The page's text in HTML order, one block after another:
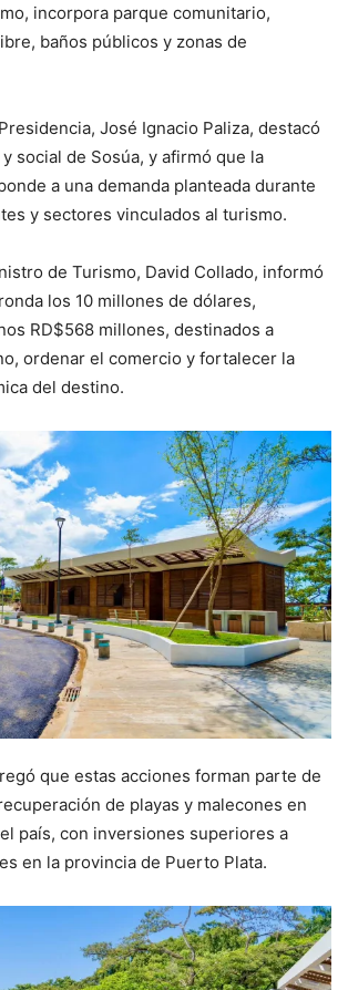
incorpora parque comunitario,
baños públicos y zonas de
José Ignacio Paliza, destacó
social de Sosúa, y afirmó que la
a una demanda planteada durante
y sectores vinculados al turismo.
de Turismo, David Collado, informó
los 10 millones de dólares,
RD$568 millones, destinados a
ordenar el comercio y fortalecer la
del destino.
que estas acciones forman parte de
de playas y malecones en
país, con inversiones superiores a
en la provincia de Puerto Plata.